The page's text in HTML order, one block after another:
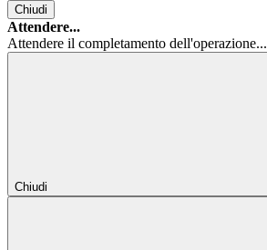
Chiudi
Attendere...
Attendere il completamento dell'operazione...
Chiudi